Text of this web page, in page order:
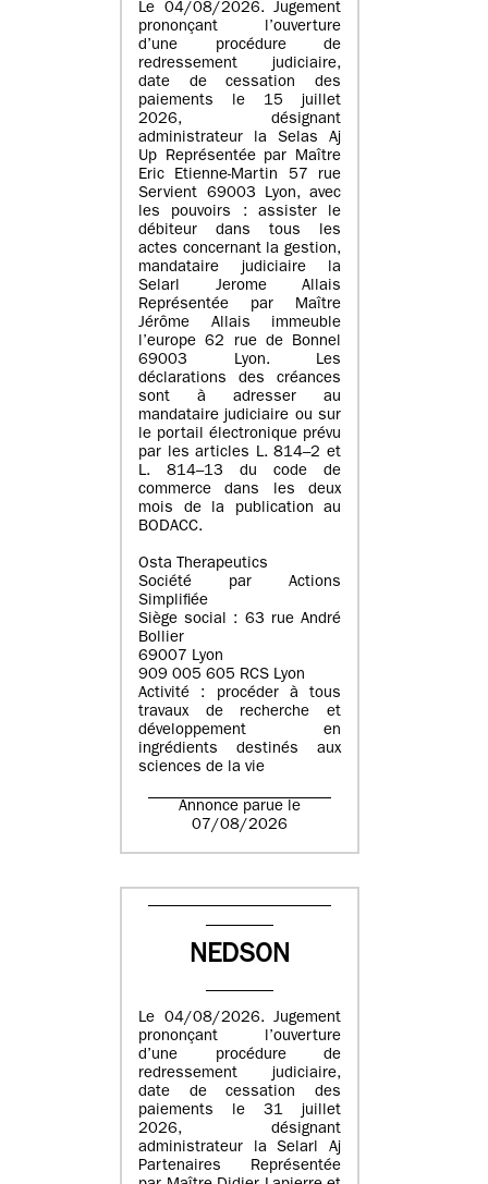
Le 04/08/2026. Jugement
prononçant l’ouverture
d’une procédure de
redressement judiciaire,
date de cessation des
paiements le 15 juillet
2026, désignant
administrateur la Selas Aj
Up Représentée par Maître
Eric Etienne-Martin 57 rue
Servient 69003 Lyon, avec
les pouvoirs : assister le
débiteur dans tous les
actes concernant la gestion,
mandataire judiciaire la
Selarl Jerome Allais
Représentée par Maître
Jérôme Allais immeuble
l’europe 62 rue de Bonnel
69003 Lyon. Les
déclarations des créances
sont à adresser au
mandataire judiciaire ou sur
le portail électronique prévu
par les articles L. 814–2 et
L. 814–13 du code de
commerce dans les deux
mois de la publication au
BODACC.
Osta Therapeutics
Société par Actions
Simplifiée
Siège social : 63 rue André
Bollier
69007 Lyon
909 005 605 RCS Lyon
Activité : procéder à tous
travaux de recherche et
développement en
ingrédients destinés aux
sciences de la vie
Annonce parue le
07/08/2026
NEDSON
Le 04/08/2026. Jugement
prononçant l’ouverture
d’une procédure de
redressement judiciaire,
date de cessation des
paiements le 31 juillet
2026, désignant
administrateur la Selarl Aj
Partenaires Représentée